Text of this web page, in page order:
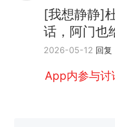
[我想静静]
话，阿门也
2026-05-12 回复
App内参与讨
热
因老
人生
新
交
眼
佛山